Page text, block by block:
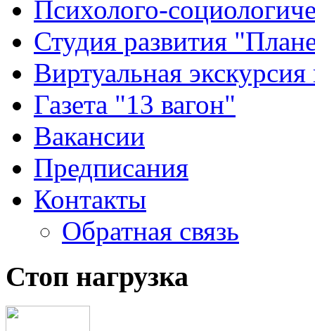
Психолого-
Студия развития
Виртуальная
Газета "13 вагон"
Вакансии
Предписания
Контакты
Обратная связь
Стоп нагрузка